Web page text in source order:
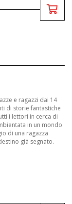
e ragazzi dai 14
di storie fantastiche
i lettori in cerca di
in un mondo
di una ragazza
già segnato.